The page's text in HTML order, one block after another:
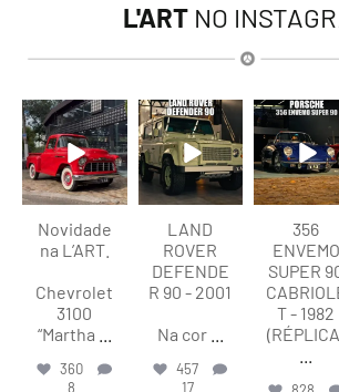
L'ART NO
lart.br
Ago 8
Novidade
na L’ART.
Chevrolet
3100
“Martha
360
8
lart.br
Ago 8
LAND
ROVER
DEFENDE
R 90 - 2001
Na cor
457
17
lart.br
Ago 8
356
ENVEMO
SUPER
T - 1982